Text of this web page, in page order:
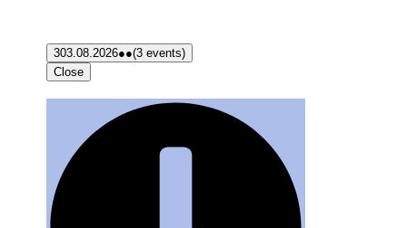
303.08.2026●●(3 events)
Close